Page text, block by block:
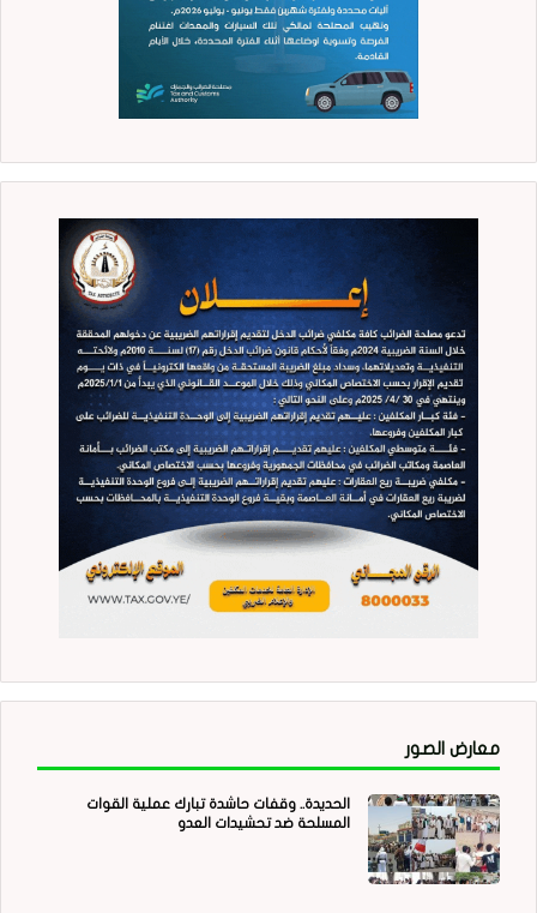
معارض الصور
الحديدة.. وقفات حاشدة تبارك عملية القوات
المسلحة ضد تحشيدات العدو